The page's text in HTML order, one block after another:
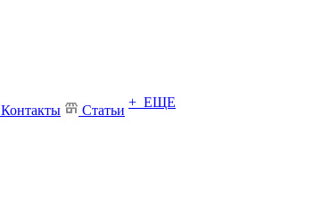
Контакты Статьи
+ ЕЩЕ